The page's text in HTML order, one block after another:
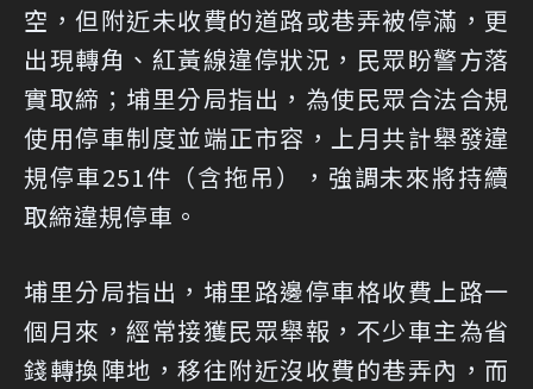
空，但附近未收費的道路或巷弄被停滿，更
出現轉角、紅黃線違停狀況，民眾盼警方落
實取締；埔里分局指出，為使民眾合法合規
使用停車制度並端正市容，上月共計舉發違
規停車251件（含拖吊），強調未來將持續
取締違規停車。
埔里分局指出，埔里路邊停車格收費上路一
個月來，經常接獲民眾舉報，不少車主為省
錢轉換陣地，移往附近沒收費的巷弄內，而